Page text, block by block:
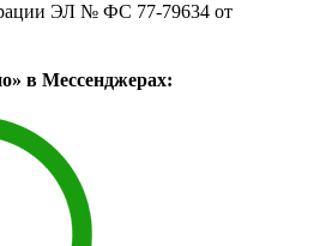
ЭЛ № ФС 77-79634 от
в Мессенджерах: